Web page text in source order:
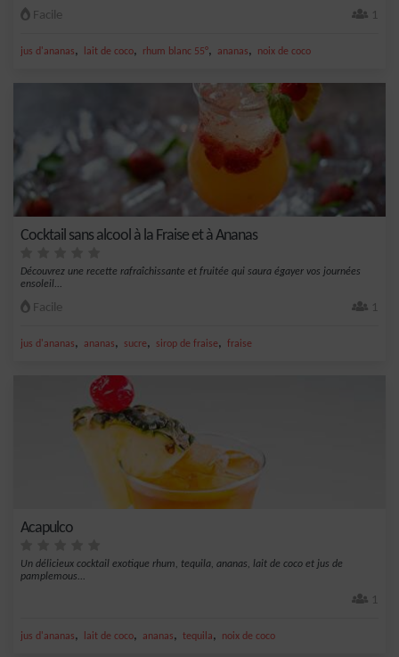
Facile 1
jus d'ananas, lait de coco, rhum blanc 55°, ananas, noix de coco
Cocktail sans alcool à la Fraise et à Ananas
Découvrez une recette rafraîchissante et fruitée qui saura égayer vos journées
ensoleil...
Facile 1
jus d'ananas, ananas, sucre, sirop de fraise, fraise
Acapulco
Un délicieux cocktail exotique rhum, tequila, ananas, lait de coco et jus de
pamplemous...
1
jus d'ananas, lait de coco, ananas, tequila, noix de coco